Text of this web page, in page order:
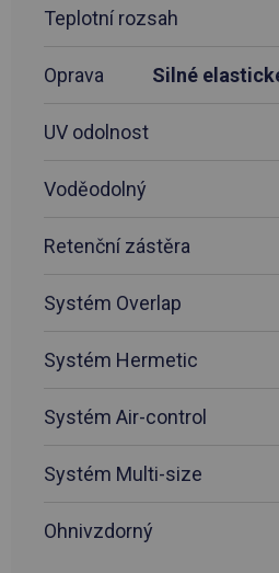
Teplotní rozsah
Oprava Silné
UV odolnost
Voděodolný
Retenční zástěra
Systém Overlap
Systém Hermetic
Systém Air-control
Systém Multi-size
Ohnivzdorný